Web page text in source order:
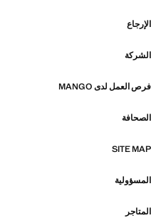
الإرجاع
الشركة
فرص العمل لدى MANGO
الصحافة
SITE MAP
المسؤولية
المتاجر